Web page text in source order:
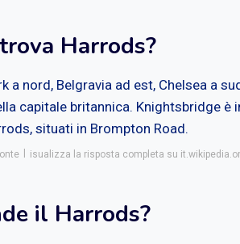
Harrods?
a nord, Belgravia ad est, Chelsea a
capitale britannica. Knightsbridge è
situati in Brompton Road.
isualizza la risposta completa su
il Harrods?